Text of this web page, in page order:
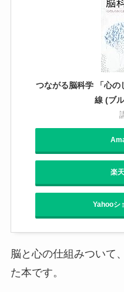
つながる脳科学 「心の
線 (ブ
楽
Yahooシ
脳と心の仕組みついて
た本です。